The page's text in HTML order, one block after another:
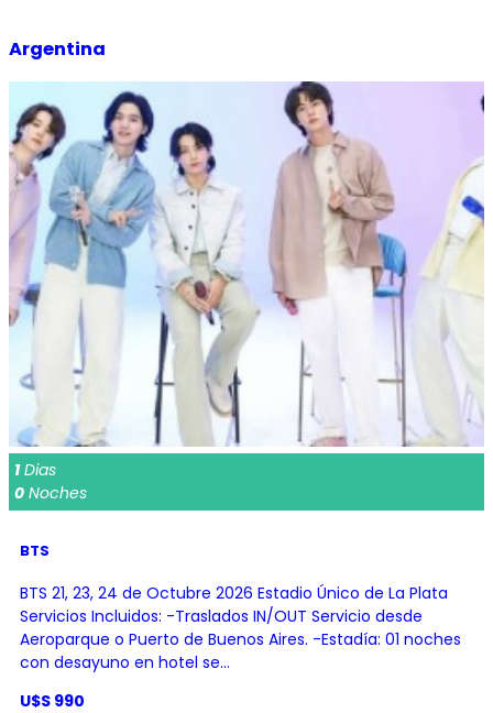
Argentina
1Dias
0 Noches
BTS
BTS 21, 23, 24 de Octubre 2026 Estadio Único de La Plata
Servicios Incluidos: -Traslados IN/OUT Servicio desde
Aeroparque o Puerto de Buenos Aires. -Estadía: 01 noches
con desayuno en hotel se...
U$S 990